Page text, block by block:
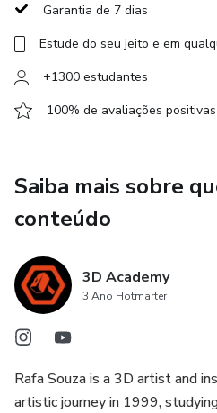
INFORMAÇÕES
Pré-requisito: Conhecimento
Essas aulas dão sequência ao
Garantia de 7 dias
Estude do seu jeito e em
+1300 estudantes
100% de avaliações positivas
Saiba mais sobre
conteúdo
3D Academy
3 Ano Hotmarter
Rafa Souza is a 3D artist and
artistic journey in 1999,